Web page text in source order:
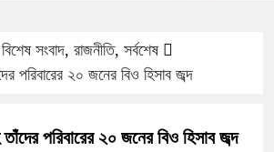
বিশেষ সংবাদ, রাজনীতি, সর্বশেষ
পরিবারের ২০ জনের বিও হিসাব জব্দ
তাঁদের পরিবারের ২০ জনের বিও হিসাব জব্দ